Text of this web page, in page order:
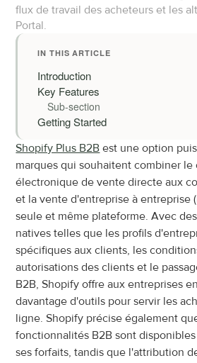
flux de travail des acheteurs et les
Portal.
IN THIS ARTICLE
Introduction
Key Features
Sub-section
Getting Started
Shopify Plus B2B est une option
marques qui souhaitent combiner le
électronique de vente directe aux
et la vente d'entreprise à entreprise
seule et même plateforme. Avec
natives telles que les profils
spécifiques aux clients, les
autorisations des clients et le
B2B, Shopify offre aux entreprises
davantage d'outils pour servir les
ligne. Shopify précise également
fonctionnalités B2B sont
ses forfaits, tandis que l'attribution